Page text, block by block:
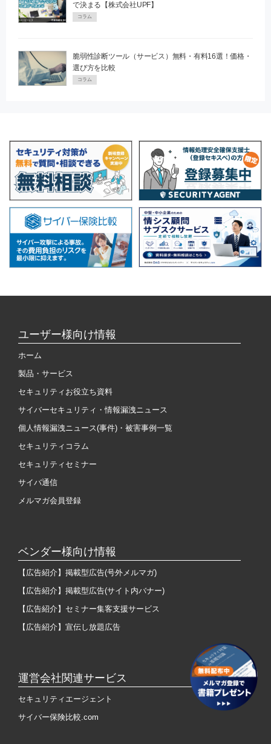
で決まる【株式会社UPF】
コラム
脆弱性診断ツール（サービス）無料・有料16選！価格・
選び方を比較
コラム
ユーザー様向け情報
ホーム
製品・サービス
セキュリティお役立ち資料
サイバーセキュリティ・情報漏洩ニュース
個人情報漏洩ニュース(事件)・被害事例一覧
セキュリティコラム
セキュリティセミナー
サイバ通信
メルマガ会員登録
ベンダー様向け情報
【広告紹介】掲載型広告(号外メルマガ)
【広告紹介】掲載型広告(サイト内バナー)
【広告紹介】セミナー集客支援サービス
【広告紹介】宣伝し放題広告
運営会社関連サービス
セキュリティエージェント
サイバー保険比較.com